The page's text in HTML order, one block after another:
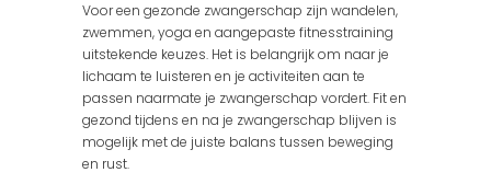
Voor een gezonde zwangerschap zijn wandelen,
zwemmen, yoga en aangepaste fitnesstraining
uitstekende keuzes. Het is belangrijk om naar je
lichaam te luisteren en je activiteiten aan te
passen naarmate je zwangerschap vordert. Fit en
gezond tijdens en na je zwangerschap blijven is
mogelijk met de juiste balans tussen beweging
en rust.